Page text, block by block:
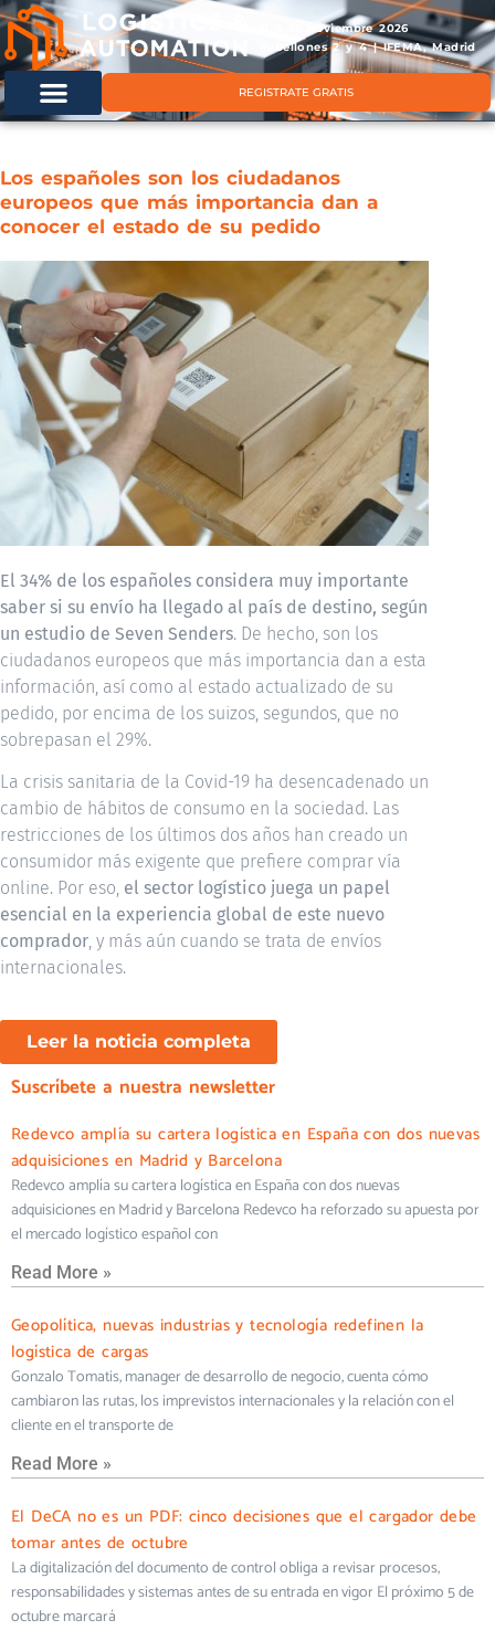
11 & 12 noviembre 2026
Pabellones 2 y 4 | IFEMA, Madrid
REGISTRATE GRATIS
Los españoles son los ciudadanos
europeos que más importancia dan a
conocer el estado de su pedido
El 34% de los españoles considera muy importante
saber si su envío ha llegado al país de destino, según
un estudio de Seven Senders. De hecho, son los
ciudadanos europeos que más importancia dan a esta
información, así como al estado actualizado de su
pedido, por encima de los suizos, segundos, que no
sobrepasan el 29%.
La crisis sanitaria de la Covid-19 ha desencadenado un
cambio de hábitos de consumo en la sociedad. Las
restricciones de los últimos dos años han creado un
consumidor más exigente que prefiere comprar vía
online. Por eso, el sector logístico juega un papel
esencial en la experiencia global de este nuevo
comprador, y más aún cuando se trata de envíos
internacionales.
Leer la noticia completa
Suscríbete a nuestra newsletter
Redevco amplía su cartera logística en España con dos nuevas
adquisiciones en Madrid y Barcelona
Redevco amplía su cartera logística en España con dos nuevas
adquisiciones en Madrid y Barcelona Redevco ha reforzado su apuesta por
el mercado logístico español con
Read More »
Geopolítica, nuevas industrias y tecnología redefinen la
logística de cargas
Gonzalo Tomatis, manager de desarrollo de negocio, cuenta cómo
cambiaron las rutas, los imprevistos internacionales y la relación con el
cliente en el transporte de
Read More »
El DeCA no es un PDF: cinco decisiones que el cargador debe
tomar antes de octubre
La digitalización del documento de control obliga a revisar procesos,
responsabilidades y sistemas antes de su entrada en vigor El próximo 5 de
octubre marcará